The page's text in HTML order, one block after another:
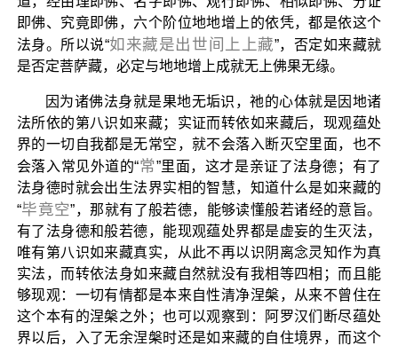
即佛、究竟即佛，六个阶位地地增上的依凭，都是依这个
法身。所以说“如来藏是出世间上上藏”，否定如来藏就
是否定菩萨藏，必定与地地增上成就无上佛果无缘。
因为诸佛法身就是果地无垢识，祂的心体就是因地诸
法所依的第八识如来藏；实证而转依如来藏后，现观蕴处
界的一切自我都是无常空，就不会落入断灭空里面，也不
会落入常见外道的“常”里面，这才是亲证了法身德；有了
法身德时就会出生法界实相的智慧，知道什么是如来藏的
“毕竟空”，那就有了般若德，能够读懂般若诸经的意旨。
有了法身德和般若德，能现观蕴处界都是虚妄的生灭法，
唯有第八识如来藏真实，从此不再以识阴离念灵知作为真
实法，而转依法身如来藏自然就没有我相等四相；而且能
够现观：一切有情都是本来自性清净涅槃，从来不曾住在
这个本有的涅槃之外；也可以观察到：阿罗汉们断尽蕴处
界以后，入了无余涅槃时还是如来藏的自住境界，而这个